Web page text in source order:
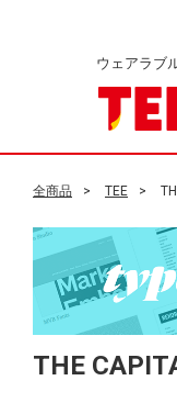
ウェアラブ
全商品 TEE
THE